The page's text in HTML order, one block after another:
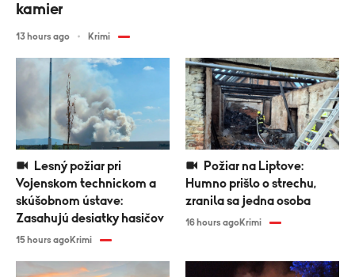
kamier
13 hours ago Krimi
Vojenskom technickom a
skúšobnom ústave:
Zasahujú desiatky hasičov
15 hours agoKrimi
Humno prišlo o strechu,
zranila sa jedna osoba
16 hours agoKrimi